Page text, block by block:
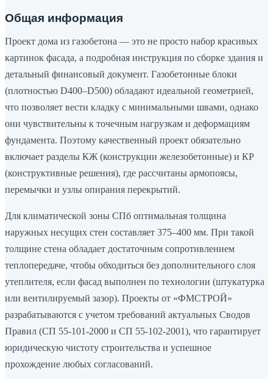
Общая информация
Проект дома из газобетона — это не просто набор красивых
картинок фасада, а подробная инструкция по сборке здания и
детальный финансовый документ. Газобетонные блоки
(плотностью D400–D500) обладают идеальной геометрией,
что позволяет вести кладку с минимальными швами, однако
они чувствительны к точечным нагрузкам и деформациям
фундамента. Поэтому качественный проект обязательно
включает разделы КЖ (конструкции железобетонные) и КР
(конструктивные решения), где рассчитаны армопоясы,
перемычки и узлы опирания перекрытий.
Для климатической зоны СПб оптимальная толщина
наружных несущих стен составляет 375–400 мм. При такой
толщине стена обладает достаточным сопротивлением
теплопередаче, чтобы обходиться без дополнительного слоя
утеплителя, если фасад выполнен по технологии (штукатурка
или вентилируемый зазор). Проекты от «ФМСТРОЙ»
разрабатываются с учетом требований актуальных Сводов
Правил (СП 55-101-2000 и СП 55-102-2001), что гарантирует
юридическую чистоту строительства и успешное
прохождение любых согласований.